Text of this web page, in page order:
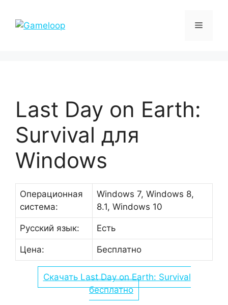
содержимому
Меню
Last Day on Earth:
Survival для
Windows
Операционная
система:
Windows 7, Windows 8,
8.1, Windows 10
Русский язык: Есть
Цена: Бесплатно
Скачать Last Day on Earth: Survival
бесплатно